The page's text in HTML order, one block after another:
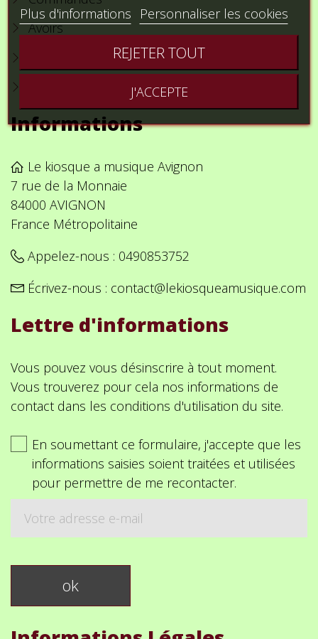
Avoirs
Bons de réduction
Informations
Le kiosque a musique Avignon
7 rue de la Monnaie
84000 AVIGNON
France Métropolitaine
Appelez-nous : 0490853752
Écrivez-nous : contact@lekiosqueamusique.com
Lettre d'informations
Vous pouvez vous désinscrire à tout moment.
Vous trouverez pour cela nos informations de
contact dans les conditions d'utilisation du site.
En soumettant ce formulaire, j'accepte que les
informations saisies soient traitées et utilisées
pour permettre de me recontacter.
Plus d'informations
Personnaliser les cookies
REJETER TOUT
J'ACCEPTE